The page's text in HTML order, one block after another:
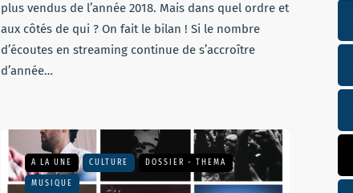
plus vendus de l’année 2018. Mais dans quel ordre et
aux côtés de qui ? On fait le bilan ! Si le nombre
d’écoutes en streaming continue de s’accroître
d’année…
A LA UNE CULTURE DOSSIER - THEMA
MUSIQUE